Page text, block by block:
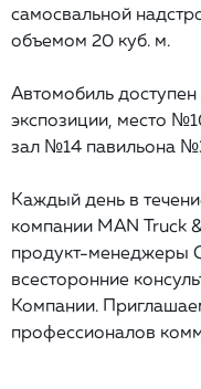
самосвальной
объемом 20 куб. м.
Автомобиль
экспозиции, место
зал №14 павильона
Каждый день в
компании MAN Truck
продукт-менеджеры
всесторонние
Компании.
профессионалов